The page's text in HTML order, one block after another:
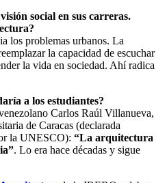
social en sus carreras.
los problemas urbanos. La
la capacidad de escuchar
la vida en sociedad. Ahí radica
a los estudiantes?
Carlos Raúl Villanueva,
de Caracas (declarada
la UNESCO): “La arquitectura
. Lo era hace décadas y sigue